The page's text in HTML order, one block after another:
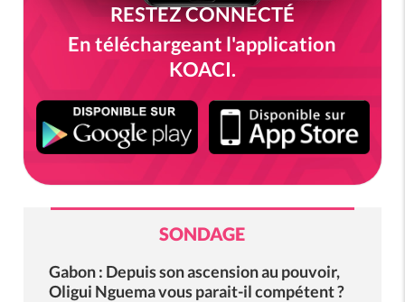
RESTEZ CONNECTÉ
En téléchargeant l'application
KOACI.
SONDAGE
Gabon : Depuis son ascension au pouvoir,
Oligui Nguema vous parait-il compétent ?